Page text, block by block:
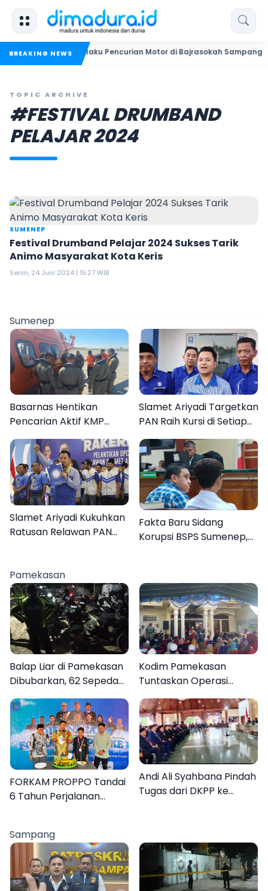
BREAKING NEWS
Bekuk Dua Pelaku Pencurian Motor di Bajrasokah Sampang
TOPIC ARCHIVE
#FESTIVAL DRUMBAND
PELAJAR 2024
SUMENEP
Festival Drumband Pelajar 2024 Sukses Tarik
Animo Masyarakat Kota Keris
Senin, 24 Juni 2024 | 15:27 WIB
Sumenep
Basarnas Hentikan
Pencarian Aktif KMP
Mutiara Sentosa II, Empat
Orang Masih Hilang
Slamet Ariyadi Targetkan
PAN Raih Kursi di Setiap
Dapil Sumenep pada
2029
Slamet Ariyadi Kukuhkan
Ratusan Relawan PAN
Rakyat
Fakta Baru Sidang
Korupsi BSPS Sumenep,
Pamekasan
Balap Liar di Pamekasan
Dibubarkan, 62 Sepeda
Motor Diamankan
Kodim Pamekasan
Tuntaskan Operasi
Katarak Gratis, 160
Warga Kembali Melihat
Lebih Jelas
FORKAM PROPPO Tandai
6 Tahun Perjalanan
Organisasi
Andi Ali Syahbana Pindah
Tugas dari DKPP ke
Sampang